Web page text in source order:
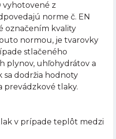
vyhotovené z
norme č. EN
označením kvality
normou, je tvarovky
stlačeného
plynov, uhľohydrátov a
sa dodržia hodnoty
prevádzkové tlaky.
v prípade teplôt medzi